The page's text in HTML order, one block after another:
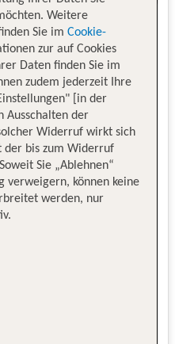
Weitere
Sie im Cookie-
zur auf Cookies
Daten finden Sie im
zudem jederzeit Ihre
[in der
Ausschalten der
Widerruf wirkt sich
der bis zum Widerruf
Sie „Ablehnen“
verweigern, können keine
werden, nur